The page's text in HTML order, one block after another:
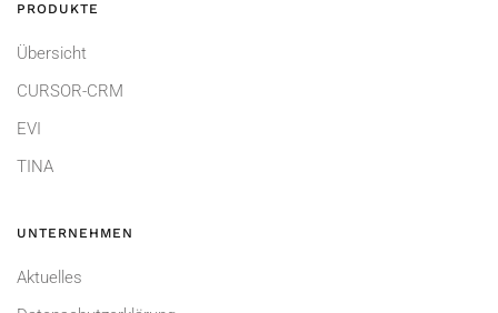
PRODUKTE
Übersicht
CURSOR-CRM
EVI
TINA
UNTERNEHMEN
Aktuelles